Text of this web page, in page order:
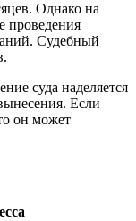
Однако на
проведения
Судебный
суда наделяется
Если
он может